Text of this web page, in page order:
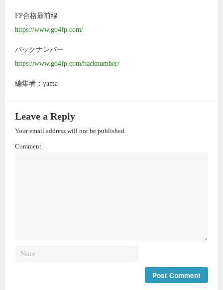
FP合格最前線
https://www.go4fp.com/
バックナンバー
https://www.go4fp.com/backnumber/
編集者：yama
Leave a Reply
Your email address will not be published.
Comment